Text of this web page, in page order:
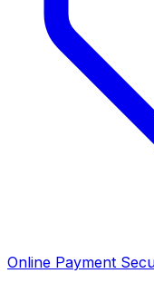
Online Payment